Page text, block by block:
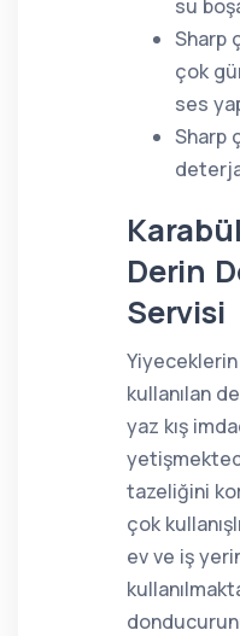
su
Sharp
çok
ses
Sharp
Derin
Servisi
kullanılan
yaz kış
tazeliğini
çok
ev ve iş